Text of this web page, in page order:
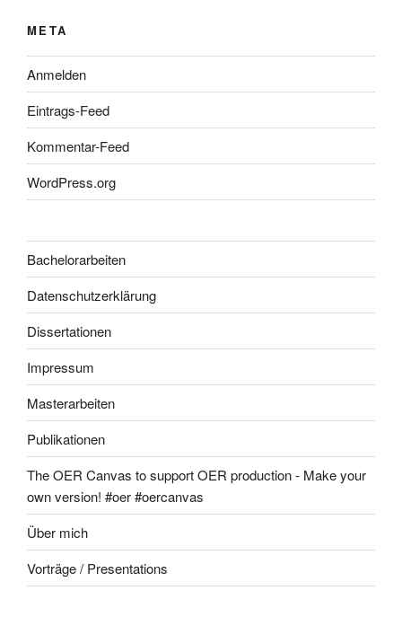
META
Anmelden
Eintrags-Feed
Kommentar-Feed
WordPress.org
Bachelorarbeiten
Datenschutzerklärung
Dissertationen
Impressum
Masterarbeiten
Publikationen
The OER Canvas to support OER production - Make your
own version! #oer #oercanvas
Über mich
Vorträge / Presentations